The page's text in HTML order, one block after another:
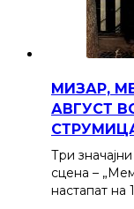
МИЗАР,
АВГУСТ
Три
сцена –
настапат на